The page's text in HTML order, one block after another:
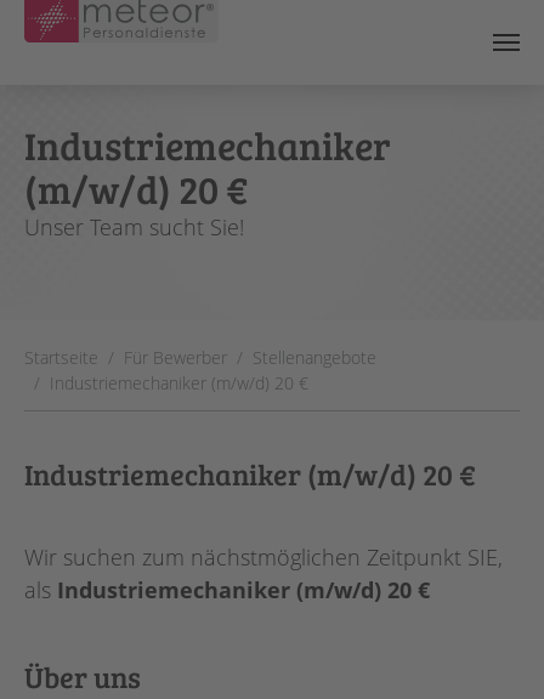
Industriemechaniker
(m/w/d) 20 €
Unser Team sucht Sie!
Startseite Für Bewerber
Stellenangebote
Industriemechaniker (m/w/d) 20 €
Industriemechaniker (m/w/d) 20 €
Wir suchen zum nächstmöglichen Zeitpunkt SIE,
als Industriemechaniker (m/w/d) 20 €
Über uns